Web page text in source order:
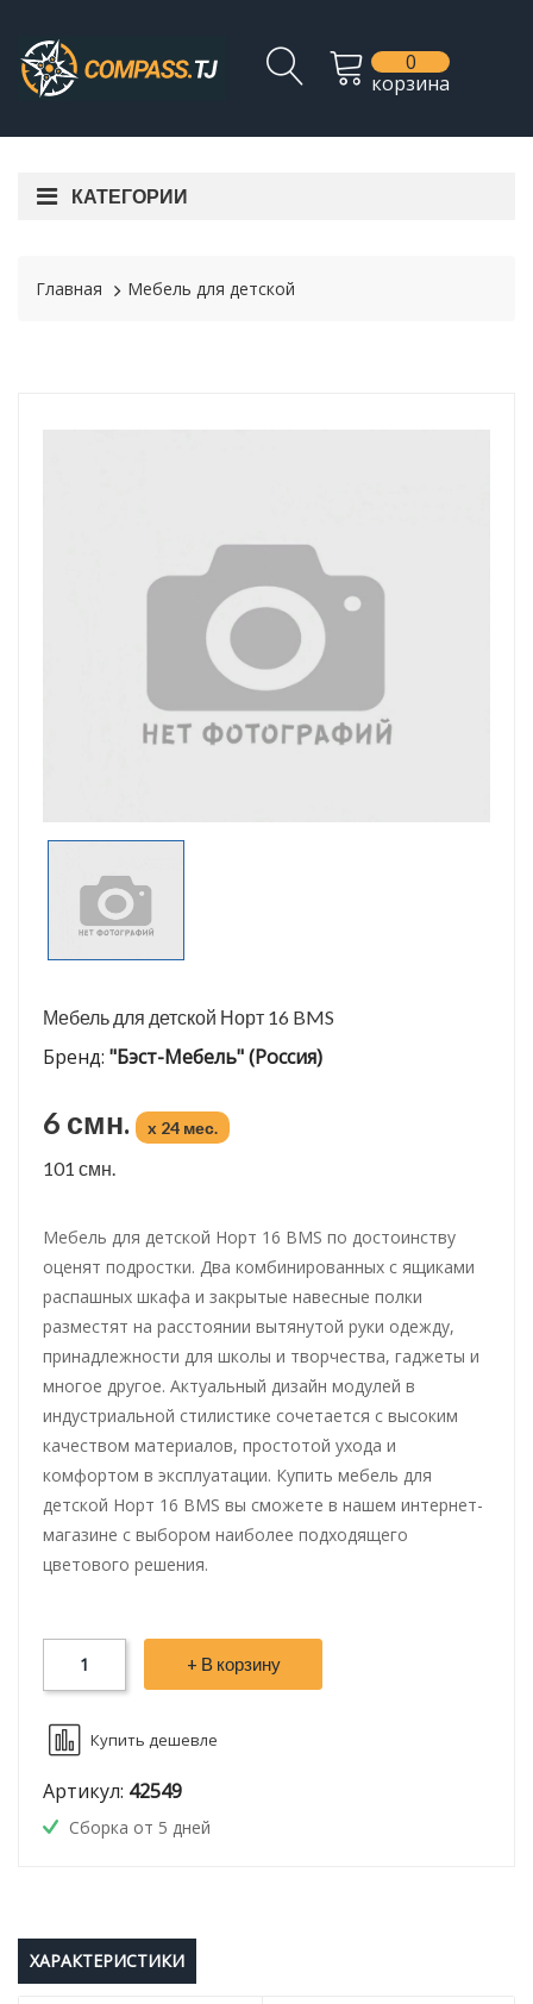
0
корзина
КАТЕГОРИИ
Главная Мебель для детской
Мебель для детской Норт 16 BMS
Бренд: "Бэст-Мебель" (Россия)
6 смн. x 24 мес.
101 смн.
Мебель для детской Норт 16 BMS по достоинству
оценят подростки. Два комбинированных с ящиками
распашных шкафа и закрытые навесные полки
разместят на расстоянии вытянутой руки одежду,
принадлежности для школы и творчества, гаджеты и
многое другое. Актуальный дизайн модулей в
индустриальной стилистике сочетается с высоким
качеством материалов, простотой ухода и
комфортом в эксплуатации. Купить мебель для
детской Норт 16 BMS вы сможете в нашем интернет-
магазине с выбором наиболее подходящего
цветового решения.
+ В корзину
Купить дешевле
Артикул: 42549
Сборка от 5 дней
ХАРАКТЕРИСТИКИ